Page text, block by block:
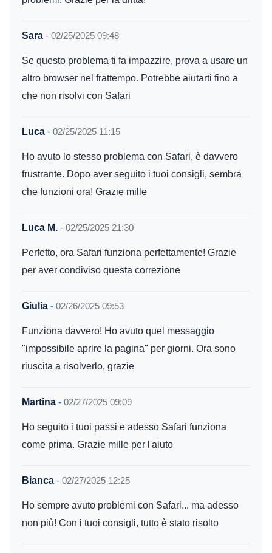
Sara - 02/25/2025 09:48
Se questo problema ti fa impazzire, prova a usare un
altro browser nel frattempo. Potrebbe aiutarti fino a
che non risolvi con Safari
Luca - 02/25/2025 11:15
Ho avuto lo stesso problema con Safari, è davvero
frustrante. Dopo aver seguito i tuoi consigli, sembra
che funzioni ora! Grazie mille
Luca M. - 02/25/2025 21:30
Perfetto, ora Safari funziona perfettamente! Grazie
per aver condiviso questa correzione
Giulia - 02/26/2025 09:53
Funziona davvero! Ho avuto quel messaggio
"impossibile aprire la pagina" per giorni. Ora sono
riuscita a risolverlo, grazie
Martina - 02/27/2025 09:09
Ho seguito i tuoi passi e adesso Safari funziona
come prima. Grazie mille per l'aiuto
Bianca - 02/27/2025 12:25
Ho sempre avuto problemi con Safari... ma adesso
non più! Con i tuoi consigli, tutto è stato risolto